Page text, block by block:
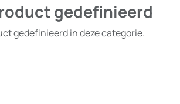
gedefinieerd
gedefinieerd in deze categorie.